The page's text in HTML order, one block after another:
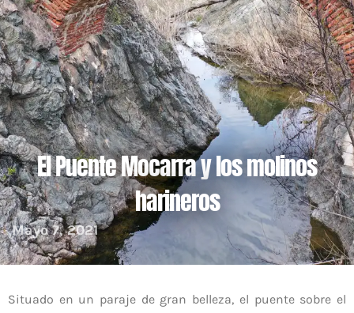
El Puente Mocarra y los molinos
harineros
Mayo 7, 2021
Situado en un paraje de gran belleza, el puente sobre el